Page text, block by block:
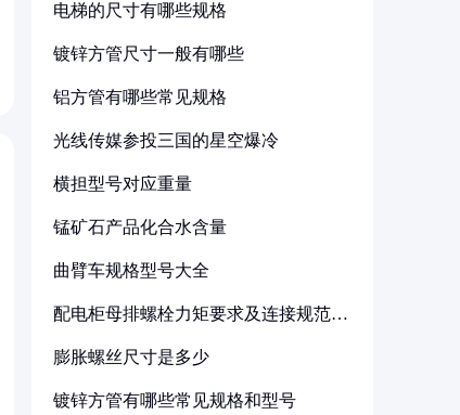
电梯的尺寸有哪些规格
镀锌方管尺寸一般有哪些
铝方管有哪些常见规格
光线传媒参投三国的星空爆冷
横担型号对应重量
锰矿石产品化合水含量
曲臂车规格型号大全
配电柜母排螺栓力矩要求及连接规范详
膨胀螺丝尺寸是多少
镀锌方管有哪些常见规格和型号